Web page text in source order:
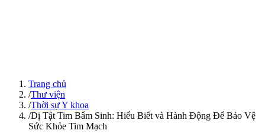
Trang chủ
/Thư viện
/Thời sự Y khoa
/Dị Tật Tim Bẩm Sinh: Hiểu Biết và Hành Động Để Bảo Vệ
Sức Khỏe Tim Mạch